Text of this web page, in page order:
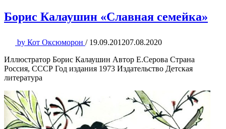
Борис Калаушин «Славная семейка»
by Кот Оксюморон / 19.09.201207.08.2020
Иллюстратор Борис Калаушин Автор Е.Серова Страна
Россия, СССР Год издания 1973 Издательство Детская
литература